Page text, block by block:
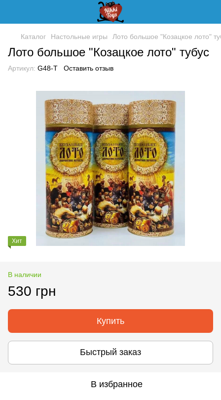
Каталог Настольные игры Лото большое "Козацкое лото"
Лото большое "Козацкое лото" тубус
Артикул: G48-T Оставить отзыв
Хит
В наличии
530 грн
Купить
Быстрый заказ
В избранное